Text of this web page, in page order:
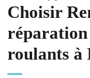
Choisir
réparation
roulants à